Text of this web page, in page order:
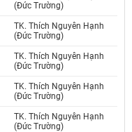
(Đức Trường)
TK. Thích Nguyên Hạnh
(Đức Trường)
TK. Thích Nguyên Hạnh
(Đức Trường)
TK. Thích Nguyên Hạnh
(Đức Trường)
TK. Thích Nguyên Hạnh
(Đức Trường)